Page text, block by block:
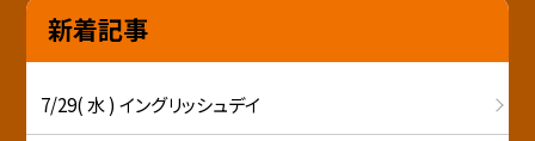
新着記事
7/29( 水 ) イングリッシュデイ